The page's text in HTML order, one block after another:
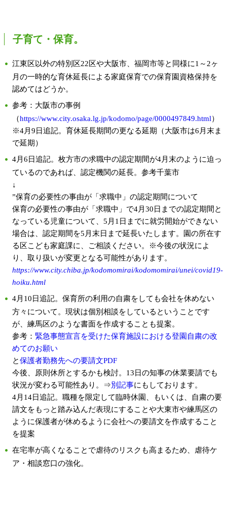
子育て・保育。
江東区以外の特別区22区や大阪市、福岡市等と同様に1～2ヶ
月の一時的な育休延長による家庭保育での保育園資格保持を
認めてはどうか。
参考：大阪市の事例
（https://www.city.osaka.lg.jp/kodomo/page/0000497849.html）
※4月9日追記。育休延長期間の更なる延期（大阪市は6月末ま
で延期）
4月6日追記。枚方市の求職中の認定期間が4月末のように迫っ
ているのであれば、認定機関の延長。参考千葉市
↓
”保育の必要性の事由が「求職中」の認定期間について
保育の必要性の事由が「求職中」で4月30日までの認定期間と
なっている児童について、5月1日までに就労開始ができない
場合は、認定期間を5月末日まで延長いたします。園の所在す
る区こども家庭課に、ご相談ください。※今後の状況によ
り、取り扱いが変更となる可能性があります。
https://www.city.chiba.jp/kodomomirai/kodomomirai/unei/covid19-
hoiku.html
4月10日追記。保育所の利用の自粛をしても会社を休めない
方々について。現状は個別相談をしているということです
が、練馬区のような書面を作成することも提案。
参考： 緊急事態宣言を受けた保育施設における登園自粛の改
めてのお願い
と保護者勤務先への要請文PDF
今後、原則休所とするかも検討。13日の知事の休業要請でも
状況が変わる可能性あり。⇒別記事にもしております。
4月14日追記。職種を限定して臨時休園、もいくは、自粛の要
請文をもっと踏み込んだ表現にすることや大東市や練馬区の
ように保護者が休めるように会社への要請文を作成すること
を提案
在宅率が高くなることで虐待のリスクも高まるため、虐待ケ
ア・相談窓口の強化。